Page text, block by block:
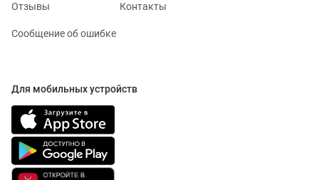
Отзывы Контакты
Сообщение об ошибке
Для мобильных устройств